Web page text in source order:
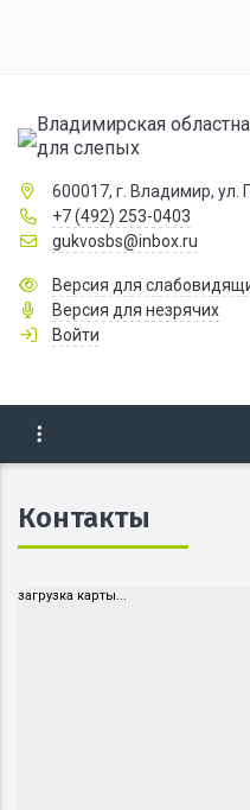
Владимирская
для слепых
600017, г. Владимир, ул.
+7 (492) 253-0403
gukvosbs@inbox.ru
Версия для
Версия для незрячих
Войти
Контакты
загрузка карты...